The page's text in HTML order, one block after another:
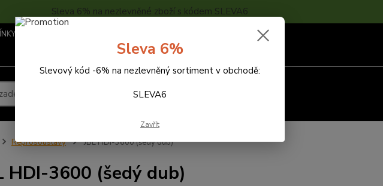
Sleva 6% na nezlevněné zboží s kódem SLEVA6
...
Hledat
Reprosoustavy JBL HDI-3600 (šedý dub)
HDI-3600 (šedý dub)
Sleva 6%
Slevový kód -6% na nezlevněný sortiment v obchodě:
SLEVA6
Zavřít